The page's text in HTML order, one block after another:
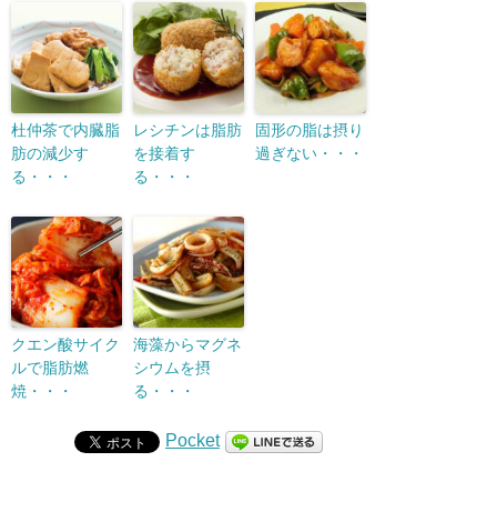
杜仲茶で内臓脂
肪の減少す
る・・・
レシチンは脂肪
を接着す
る・・・
固形の脂は摂り
過ぎない・・・
クエン酸サイク
ルで脂肪燃
焼・・・
海藻からマグネ
シウムを摂
る・・・
Pocket